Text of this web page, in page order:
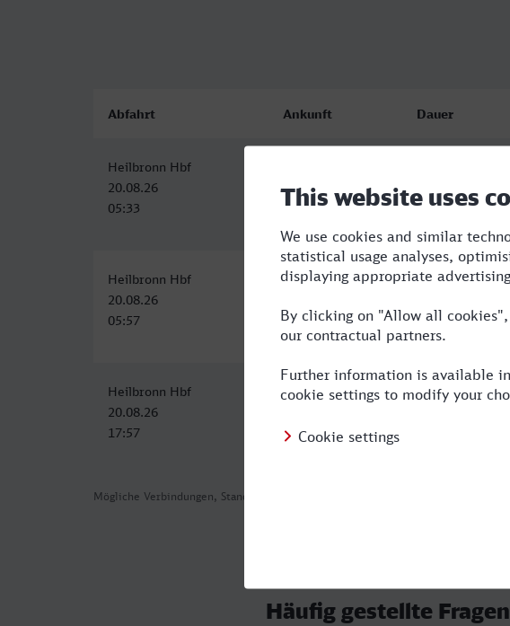
Mögliche Verbindungen, Stand: 2026-08-06 08:48
Abfahrt Ankunft Dauer
Heilbronn Hbf
20.08.26
05:33
20.08.26
09:22
Heilbronn Hbf
20.08.26
05:57
Essen Hbf
09:58
4:01
Heilbronn Hbf
20.08.26
17:57
Essen Hbf
22:58
5:01
Häufig gestellte Fragen